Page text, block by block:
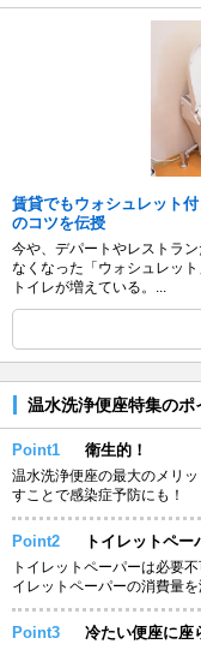
賃貸でもウォシュレット
のコツを伝授
今や、デパートやレストラ
なくなった「ウォシュレッ
トイレが増えている。...
温水洗浄便座特集のポ
Point1 衛生的！
温水洗浄便座の最大のメリ
すことで感染症予防にも！
Point2 トイレットペー
トイレットペーパーは必要
イレットペーパーの消費量を
Point3 冷たい便座に座